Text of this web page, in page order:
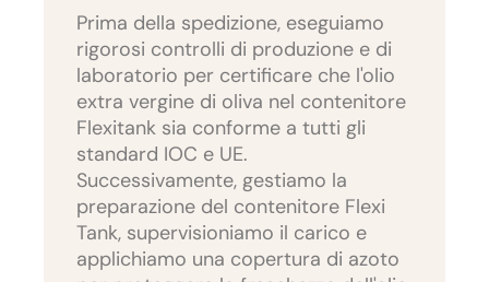
Prima della spedizione, eseguiamo
rigorosi controlli di produzione e di
laboratorio per certificare che l'olio
extra vergine di oliva nel contenitore
Flexitank sia conforme a tutti gli
standard IOC e UE.
Successivamente, gestiamo la
preparazione del contenitore Flexi
Tank, supervisioniamo il carico e
applichiamo una copertura di azoto